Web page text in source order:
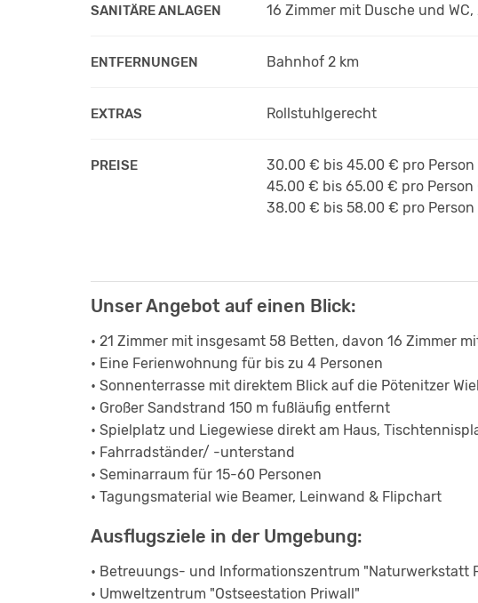
SANITÄRE ANLAGEN 16 Zimmer mit Dusche und
ENTFERNUNGEN Bahnhof 2 km
EXTRAS Rollstuhlgerecht
PREISE 30.00 € bis 45.00 € pro Person
45.00 € bis 65.00 € pro Person
38.00 € bis 58.00 € pro Person
Unser Angebot auf einen Blick:
• 21 Zimmer mit insgesamt 58 Betten, davon 16 Zimmer
• Eine Ferienwohnung für bis zu 4 Personen
• Sonnenterrasse mit direktem Blick auf die Pötenitzer
• Großer Sandstrand 150 m fußläufig entfernt
• Spielplatz und Liegewiese direkt am Haus,
• Fahrradständer/ -unterstand
• Seminarraum für 15-60 Personen
• Tagungsmaterial wie Beamer, Leinwand & Flipchart
Ausflugsziele in der Umgebung:
• Betreuungs- und Informationszentrum "Naturwerkstatt
• Umweltzentrum "Ostseestation Priwall"